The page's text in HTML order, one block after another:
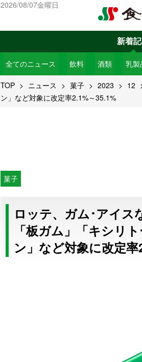
2026/08/07金曜日
新着
全てのニュース 飲料 酒類 乳製
TOP ニュース 菓子 2023
12
ン」など対象に改定率2.1%～35.1%
菓子
ロッテ、ガム･アイス
「板ガム」「キシリ
ン」など対象に改定